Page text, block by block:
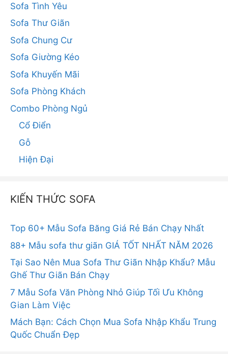
Sofa Tình Yêu
Sofa Thư Giãn
Sofa Chung Cư
Sofa Giường Kéo
Sofa Khuyến Mãi
Sofa Phòng Khách
Combo Phòng Ngủ
Cổ Điển
Gỗ
Hiện Đại
KIẾN THỨC SOFA
Top 60+ Mẫu Sofa Băng Giá Rẻ Bán Chạy Nhất
88+ Mẫu sofa thư giãn GIÁ TỐT NHẤT NĂM 2026
Tại Sao Nên Mua Sofa Thư Giãn Nhập Khẩu? Mẫu
Ghế Thư Giãn Bán Chạy
7 Mẫu Sofa Văn Phòng Nhỏ Giúp Tối Ưu Không
Gian Làm Việc
Mách Bạn: Cách Chọn Mua Sofa Nhập Khẩu Trung
Quốc Chuẩn Đẹp